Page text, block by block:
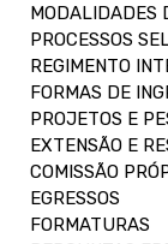
MODALIDADES
PROCESSOS
REGIMENTO
FORMAS DE
PROJETOS E
EXTENSÃO E
COMISSÃO
EGRESSOS
FORMATURAS